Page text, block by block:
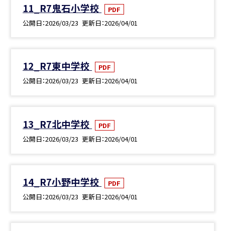
11_R7鬼石小学校
PDF
公開日 2026/03/23 更新日 2026/04/01
12_R7東中学校
PDF
公開日 2026/03/23 更新日 2026/04/01
13_R7北中学校
PDF
公開日 2026/03/23 更新日 2026/04/01
14_R7小野中学校
PDF
公開日 2026/03/23 更新日 2026/04/01